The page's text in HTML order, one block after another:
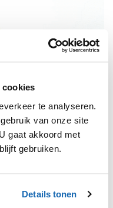
cookies
te analyseren.
van onze site
gaat akkoord met
gebruiken.
Details tonen
Shoes toe aan het